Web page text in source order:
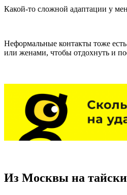
Какой-то сложной адаптации у
Неформальные контакты тоже
или женами, чтобы отдохнуть и
Из Москвы на